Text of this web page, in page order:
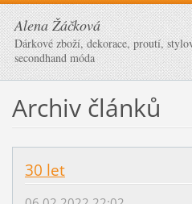
Alena Žáčková
Dárkové zboží, dekorace, proutí,
secondhand móda
Archiv článků
30 let